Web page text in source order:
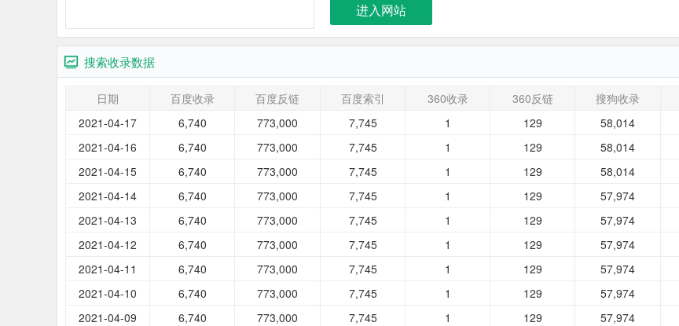
进入网站
搜索收录数据
日期 百度收录 百度反链 百度索引 360收录 360反链 搜狗收录
2021-04-17
6,740 773,000 7,745 1 129 58,014
2021-04-16
6,740 773,000 7,745 1 129 58,014
2021-04-15
6,740 773,000 7,745 1 129 58,014
2021-04-14
6,740 773,000 7,745 1 129 57,974
2021-04-13
6,740 773,000 7,745 1 129 57,974
2021-04-12
6,740 773,000 7,745 1 129 57,974
2021-04-11
6,740 773,000 7,745 1 129 57,974
2021-04-10
6,740 773,000 7,745 1 129 57,974
2021-04-09
6,740 773,000 7,745 1 129 57,974